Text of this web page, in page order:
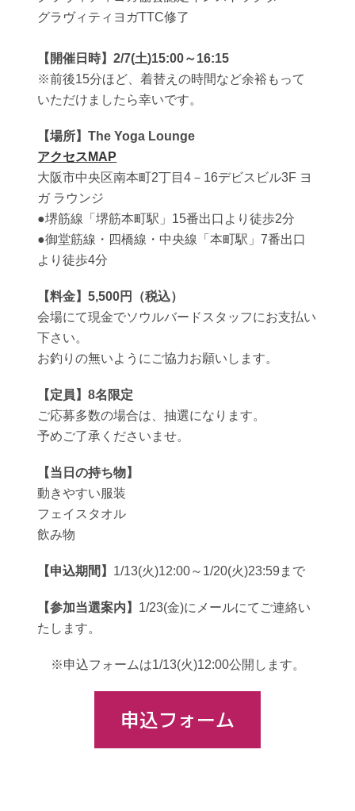
グラヴィティヨガTTC修了
【開催日時】2/7(土)15:00～16:15
※前後15分ほど、着替えの時間など余裕もって
いただけましたら幸いです。
【場所】The Yoga Lounge
アクセスMAP
大阪市中央区南本町2丁目4－16デビスビル3F ヨ
ガ ラウンジ
●堺筋線「堺筋本町駅」15番出口より徒歩2分
●御堂筋線・四橋線・中央線「本町駅」7番出口
より徒歩4分
【料金】5,500円（税込）
会場にて現金でソウルバードスタッフにお支払い
下さい。
お釣りの無いようにご協力お願いします。
【定員】8名限定
ご応募多数の場合は、抽選になります。
予めご了承くださいませ。
【当日の持ち物】
動きやすい服装
フェイスタオル
飲み物
【申込期間】 1/13(火)12:00～1/20(火)23:59まで
【参加当選案内】 1/23(金)にメールにてご連絡い
たします。
※申込フォームは1/13(火)12:00公開します。
申込フォーム